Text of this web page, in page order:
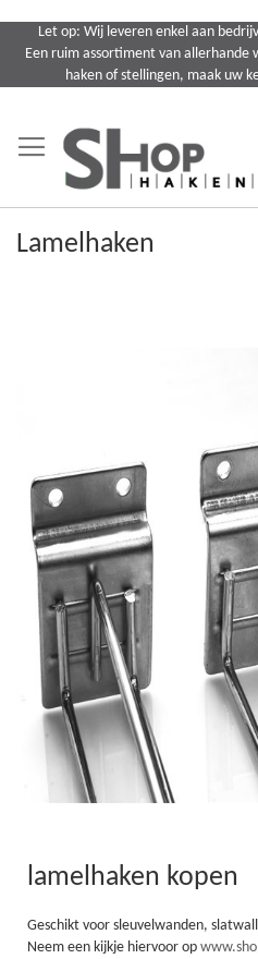
naar
Let op: Wij leveren enkel aan
Een ruim assortiment van
haken of stellingen, maak uw
Lamelhaken
lamelhaken kopen
Geschikt voor sleuvelwanden,
Neem een kijkje hiervoor op